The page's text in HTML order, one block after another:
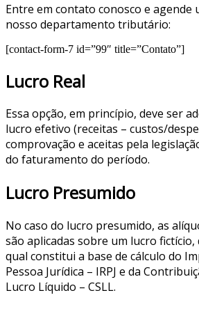
Entre em contato conosco e agende
nosso departamento tributário:
[contact-form-7 id=”99″ title=”Contato”]
Lucro Real
Essa opção, em princípio, deve ser
lucro efetivo (receitas – custos/
comprovação e aceitas pela
do faturamento do período.
Lucro Presumido
No caso do lucro presumido, as
são aplicadas sobre um lucro fictício,
qual constitui a base de cálculo do
Pessoa Jurídica – IRPJ e da
Lucro Líquido – CSLL.